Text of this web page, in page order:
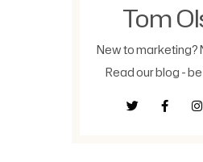
Tom
New to marketing?
Read our blog -